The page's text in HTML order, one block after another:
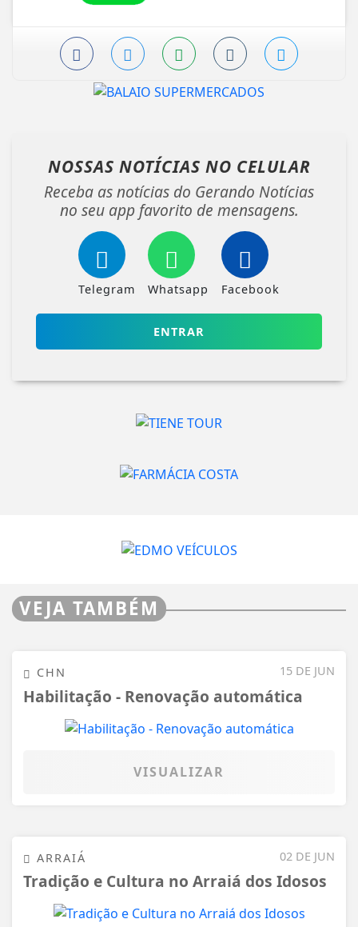
NOSSAS NOTÍCIAS NO CELULAR
Receba as notícias do Gerando Notícias
no seu app favorito de mensagens.
Telegram Whatsapp Facebook
ENTRAR
VEJA TAMBÉM
15 DE JUN
CHN
Habilitação - Renovação automática
VISUALIZAR
02 DE JUN
ARRAIÁ
Tradição e Cultura no Arraiá dos Idosos